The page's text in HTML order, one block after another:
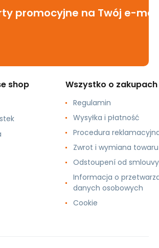
promocyjne na Twój e-mail
shop Wszystko o zakupach
Regulamin
Wysyłka i płatność
Procedura
Zwrot i wymiana towaru
Odstoupení od smlouvy
Informacja o
danych osobowych
Cookie